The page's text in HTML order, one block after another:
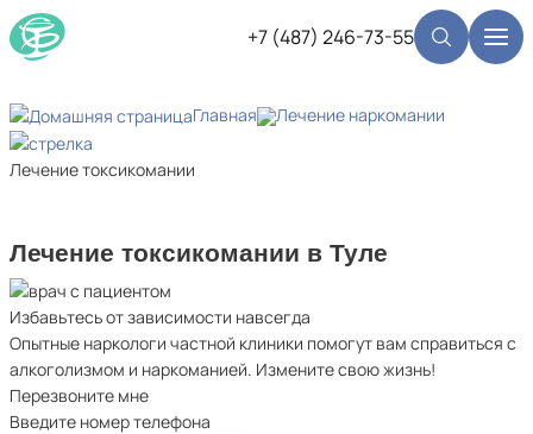
+7 (487) 246-73-55
Главная Лечение наркомании
Лечение токсикомании
Лечение токсикомании в Туле
Избавьтесь от зависимости навсегда
Опытные наркологи частной клиники помогут вам справиться с
алкоголизмом и наркоманией. Измените свою жизнь!
Перезвоните мне
Введите номер телефона